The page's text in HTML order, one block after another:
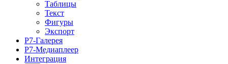
Таблицы
Текст
Фигуры
Экспорт
Р7-Галерея
Р7-Медиаплеер
Интеграция